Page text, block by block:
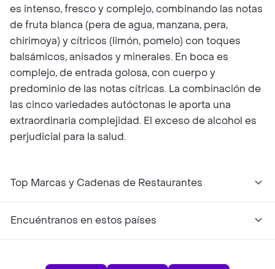
es intenso, fresco y complejo, combinando las notas
de fruta blanca (pera de agua, manzana, pera,
chirimoya) y cítricos (limón, pomelo) con toques
balsámicos, anisados y minerales. En boca es
complejo, de entrada golosa, con cuerpo y
predominio de las notas cítricas. La combinación de
las cinco variedades autóctonas le aporta una
extraordinaria complejidad. El exceso de alcohol es
perjudicial para la salud.
Top Marcas y Cadenas de Restaurantes
Encuéntranos en estos países